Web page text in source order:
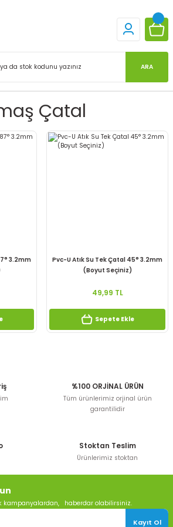
ARA
Çatal
3.2mm
Pvc-U Atık Su Tek Çatal 45° 3.2mm
(Boyut Seçiniz)
49,99 TL
Sepete Ekle
%100 ORJİNAL ÜRÜN
Tüm ürünlerimiz orjinal ürün
garantilidir
Stoktan Teslim
Ürünlerimiz stoktan
kampanyalardan, haberdar olabilirsiniz.
Kayıt Ol